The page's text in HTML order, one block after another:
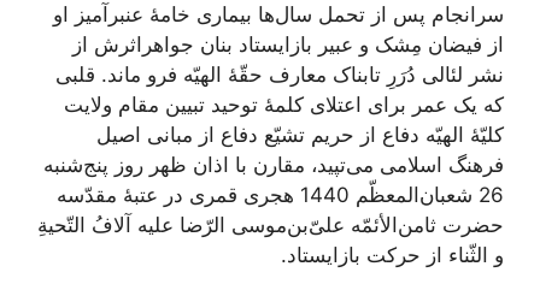
سرانجام پس از تحمل سال‌ها بیماری خامۀ عنبرآمیز او
از فیضان مِشک و عبیر بازایستاد بنان جواهراثرش از
نشر لئالی دُرَرِ تابناک معارف حقّۀ الهیّه فرو ماند. قلبی
که یک عمر برای اعتلای کلمۀ توحید تبیین مقام ولایت
کلیّۀ الهیّه دفاع از حریم تشیّع دفاع از مبانى اصیل
فرهنگ اسلامى می‌تپید، مقارن با اذان ظهر روز پنج‌شنبه
26 شعبان‌المعظّم 1440 هجری قمری در عتبۀ مقدّسه
حضرت ثامن‌الأئمّه علىّ‌بن‌موسى الرّضا علیه آلافُ التّحیةِ
و الثّناء از حرکت بازایستاد.